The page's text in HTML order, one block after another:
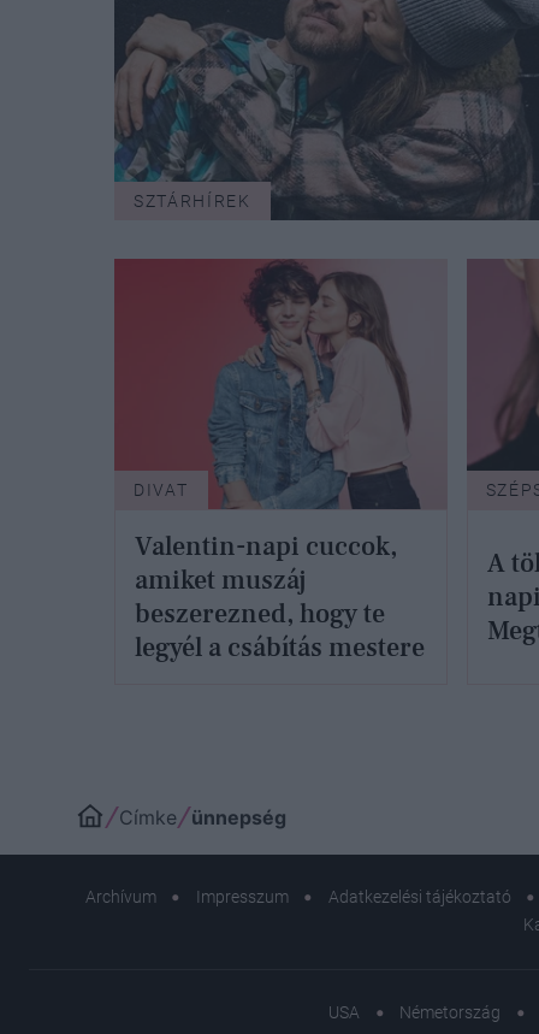
SZTÁRHÍREK
DIVAT
Valentin-napi cuccok,
amiket muszáj
beszerezned, hogy te
legyél a csábítás mestere
A
Címke ünnepség
Archívum Impresszum Adatkezelési tájékoztató
USA Németország